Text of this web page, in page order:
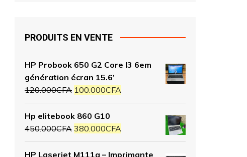
PRODUITS EN VENTE
HP Probook 650 G2 Core I3 6em
génération écran 15.6’
120.000CFA 100.000CFA
Hp elitebook 860 G10
450.000CFA 380.000CFA
HP Laserjet M111a – Imprimante